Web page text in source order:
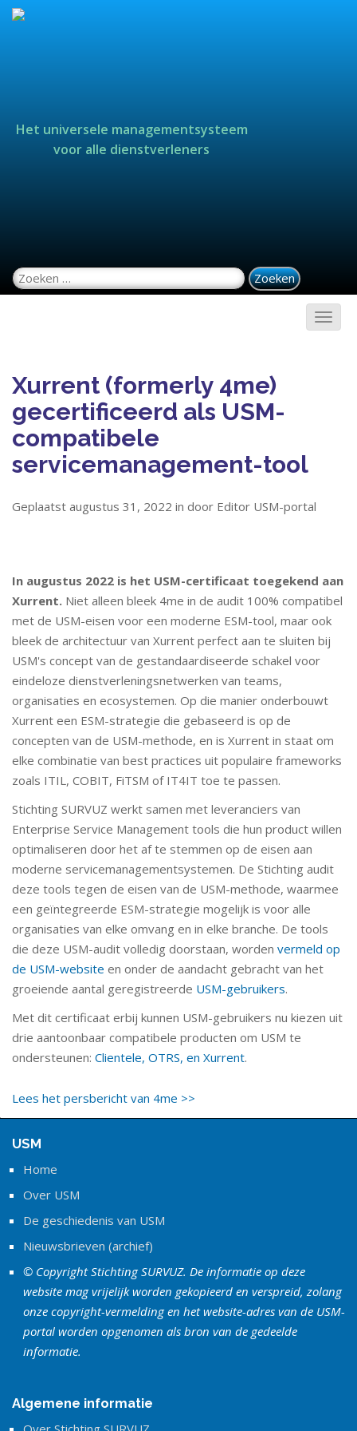
Het universele managementsysteem
voor alle dienstverleners
Zoeken naar:
Xurrent (formerly 4me)
gecertificeerd als USM-
compatibele
servicemanagement-tool
Geplaatst augustus 31, 2022 in door Editor USM-portal
In augustus 2022 is het USM-certificaat toegekend aan
Xurrent. Niet alleen bleek 4me in de audit 100% compatibel
met de USM-eisen voor een moderne ESM-tool, maar ook
bleek de architectuur van Xurrent perfect aan te sluiten bij
USM's concept van de gestandaardiseerde schakel voor
eindeloze dienstverleningsnetwerken van teams,
organisaties en ecosystemen. Op die manier onderbouwt
Xurrent een ESM-strategie die gebaseerd is op de
concepten van de USM-methode, en is Xurrent in staat om
elke combinatie van best practices uit populaire frameworks
zoals ITIL, COBIT, FiTSM of IT4IT toe te passen.
Stichting SURVUZ werkt samen met leveranciers van
Enterprise Service Management tools die hun product willen
optimaliseren door het af te stemmen op de eisen aan
moderne servicemanagementsystemen. De Stichting audit
deze tools tegen de eisen van de USM-methode, waarmee
een geïntegreerde ESM-strategie mogelijk is voor alle
organisaties van elke omvang en in elke branche. De tools
die deze USM-audit volledig doorstaan, worden vermeld op
de USM-website en onder de aandacht gebracht van het
groeiende aantal geregistreerde USM-gebruikers.
Met dit certificaat erbij kunnen USM-gebruikers nu kiezen uit
drie aantoonbaar compatibele producten om USM te
ondersteunen: Clientele, OTRS, en Xurrent.
Lees het persbericht van 4me >>
USM
Home
Over USM
De geschiedenis van USM
Nieuwsbrieven (archief)
© Copyright Stichting SURVUZ. De informatie op deze
website mag vrijelijk worden gekopieerd en verspreid, zolang
onze copyright-vermelding en het website-adres van de USM-
portal worden opgenomen als bron van de gedeelde
informatie.
Algemene informatie